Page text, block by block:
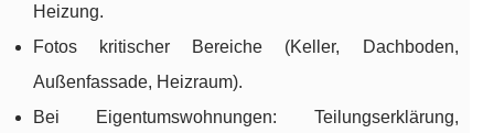
Heizung.
Fotos kritischer Bereiche (Keller, Dachboden,
Außenfassade, Heizraum).
Bei Eigentumswohnungen: Teilungserklärung,